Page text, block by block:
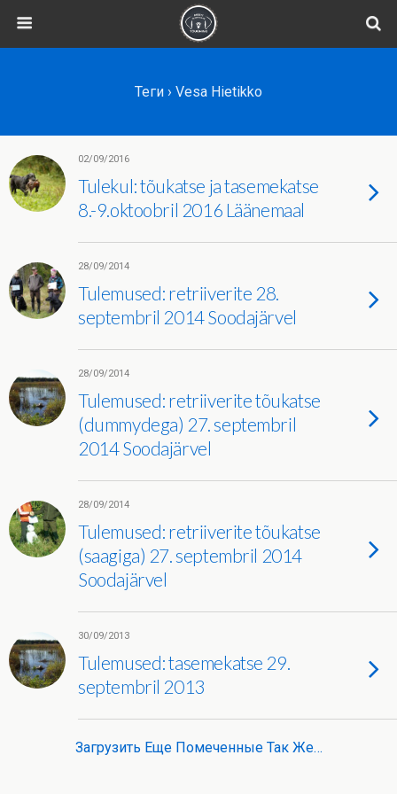
Теги › Vesa Hietikko
02/09/2016
Tulekul: tõukatse ja tasemekatse
8.-9.oktoobril 2016 Läänemaal
28/09/2014
Tulemused: retriiverite 28.
septembril 2014 Soodajärvel
28/09/2014
Tulemused: retriiverite tõukatse
(dummydega) 27. septembril
2014 Soodajärvel
28/09/2014
Tulemused: retriiverite tõukatse
(saagiga) 27. septembril 2014
Soodajärvel
30/09/2013
Tulemused: tasemekatse 29.
septembril 2013
Загрузить Еще Помеченные Так Же…